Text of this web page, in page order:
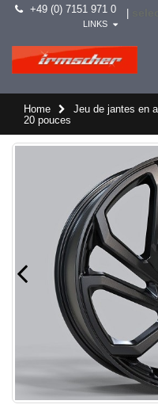
+49 (0) 7151 971 0
LINKS
Home
Jeu de jantes en
20 pouces